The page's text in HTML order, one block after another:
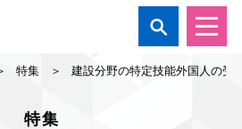

特集 建設分野の特定技能外国人の受
特集